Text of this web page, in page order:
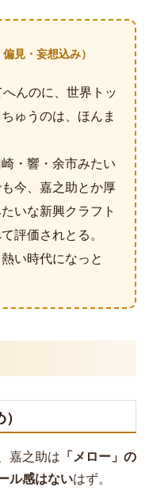
見・妄想込み）
んのに、世界トッ
ゅうのは、ほんま
・響・余市みたい
今、嘉之助とか厚
いな新興クラフト
評価されとる。
い時代になっと
嘉之助は 「メロー」の
ル感はないはず。